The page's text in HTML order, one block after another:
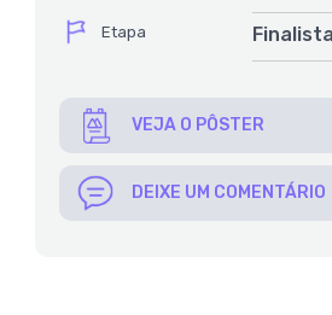
íconeEtapa Finalista
VEJA O PÔSTER
DEIXE UM COMENTÁRIO